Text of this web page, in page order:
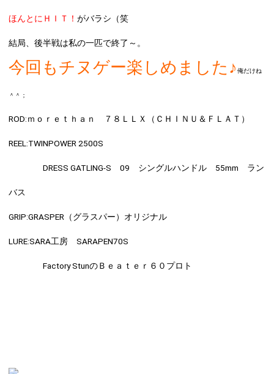
ほんとにＨＩＴ！ がバラシ（笑
結局、後半戦は私の一匹で終了～。
今回もチヌゲー楽しめました♪ 俺だけね
＾＾；
ROD:ｍｏｒｅｔｈａｎ ７８ＬＬＸ（ＣＨＩＮＵ＆ＦＬＡＴ）
REEL:TWINPOWER 2500S
DRESS GATLING-S 09 シングルハンドル 55mm ラン
バス
GRIP:GRASPER（グラスパー）オリジナル
LURE:SARA工房 SARAPEN70S
Factory StunのＢｅａｔｅｒ６０プロト